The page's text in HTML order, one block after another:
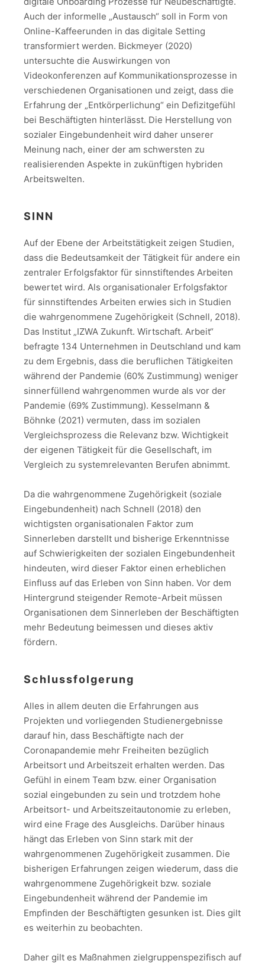
Auch der informelle „Austausch“ soll in Form von
Online-Kaffeerunden in das digitale Setting
transformiert werden. Bickmeyer (2020)
untersuchte die Auswirkungen von
Videokonferenzen auf Kommunikationsprozesse in
verschiedenen Organisationen und zeigt, dass die
Erfahrung der „Entkörperlichung“ ein Defizitgefühl
bei Beschäftigten hinterlässt. Die Herstellung von
sozialer Eingebundenheit wird daher unserer
Meinung nach, einer der am schwersten zu
realisierenden Aspekte in zukünftigen hybriden
Arbeitswelten.
SINN
Auf der Ebene der Arbeitstätigkeit zeigen Studien,
dass die Bedeutsamkeit der Tätigkeit für andere ein
zentraler Erfolgsfaktor für sinnstiftendes Arbeiten
bewertet wird. Als organisationaler Erfolgsfaktor
für sinnstiftendes Arbeiten erwies sich in Studien
die wahrgenommene Zugehörigkeit (Schnell, 2018).
Das Institut „IZWA Zukunft. Wirtschaft. Arbeit“
befragte 134 Unternehmen in Deutschland und kam
zu dem Ergebnis, dass die beruflichen Tätigkeiten
während der Pandemie (60% Zustimmung) weniger
sinnerfüllend wahrgenommen wurde als vor der
Pandemie (69% Zustimmung). Kesselmann &
Böhnke (2021) vermuten, dass im sozialen
Vergleichsprozess die Relevanz bzw. Wichtigkeit
der eigenen Tätigkeit für die Gesellschaft, im
Vergleich zu systemrelevanten Berufen abnimmt.
Da die wahrgenommene Zugehörigkeit (soziale
Eingebundenheit) nach Schnell (2018) den
wichtigsten organisationalen Faktor zum
Sinnerleben darstellt und bisherige Erkenntnisse
auf Schwierigkeiten der sozialen Eingebundenheit
hindeuten, wird dieser Faktor einen erheblichen
Einfluss auf das Erleben von Sinn haben. Vor dem
Hintergrund steigender Remote-Arbeit müssen
Organisationen dem Sinnerleben der Beschäftigten
mehr Bedeutung beimessen und dieses aktiv
fördern.
Schlussfolgerung
Alles in allem deuten die Erfahrungen aus
Projekten und vorliegenden Studienergebnisse
darauf hin, dass Beschäftigte nach der
Coronapandemie mehr Freiheiten bezüglich
Arbeitsort und Arbeitszeit erhalten werden. Das
Gefühl in einem Team bzw. einer Organisation
sozial eingebunden zu sein und trotzdem hohe
Arbeitsort- und Arbeitszeitautonomie zu erleben,
wird eine Frage des Ausgleichs. Darüber hinaus
hängt das Erleben von Sinn stark mit der
wahrgenommenen Zugehörigkeit zusammen. Die
bisherigen Erfahrungen zeigen wiederum, dass die
wahrgenommene Zugehörigkeit bzw. soziale
Eingebundenheit während der Pandemie im
Empfinden der Beschäftigten gesunken ist. Dies gilt
es weiterhin zu beobachten.
Daher gilt es Maßnahmen zielgruppenspezifisch auf